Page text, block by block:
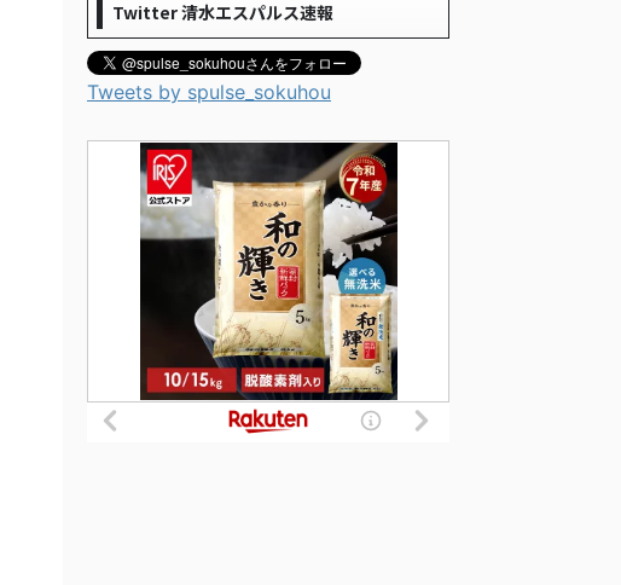
Twitter 清水エスパルス速報
Tweets by spulse_sokuhou